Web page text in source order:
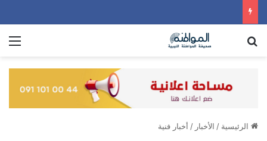
الرئيسية / الأخبار / أخبار فنية